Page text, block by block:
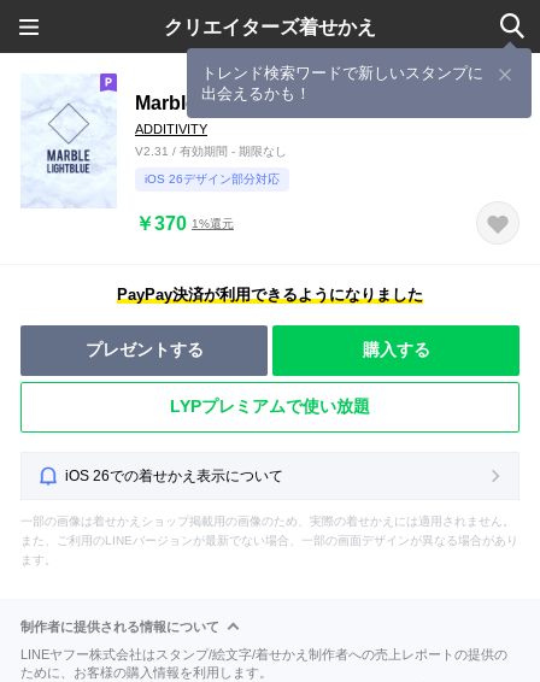
クリエイターズ着せかえ
トレンド検索ワードで新しいスタンプに
出会えるかも！
Marble ◇ Light Blue
ADDITIVITY
V2.31 / 有効期間 - 期限なし
iOS 26デザイン部分対応
￥370 1%還元
PayPay決済が利用できるようになりました
プレゼントする 購入する
LYPプレミアムで使い放題
iOS 26での着せかえ表示について
一部の画像は着せかえショップ掲載用の画像のため、実際の着せかえには適用されません。
また、ご利用のLINEバージョンが最新でない場合、一部の画面デザインが異なる場合があり
ます。
制作者に提供される情報について
LINEヤフー株式会社はスタンプ/絵文字/着せかえ制作者への売上レポートの提供の
ために、お客様の購入情報を利用します。